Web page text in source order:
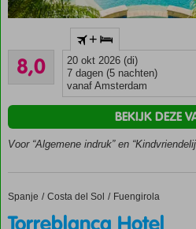
diner bij
verblijf in
september!*
Ruime
en
voor de hele
recent
8,0
Zeer goed
362
beoordelingen
+
20 okt 2026 (di)
7 dagen (5 nachten)
vanaf Amsterdam
Voor “Algemene indruk” en
BEKIJK DEZE
Home
Spanje Costa del Sol Fuengirola
Torreblanca Hotel